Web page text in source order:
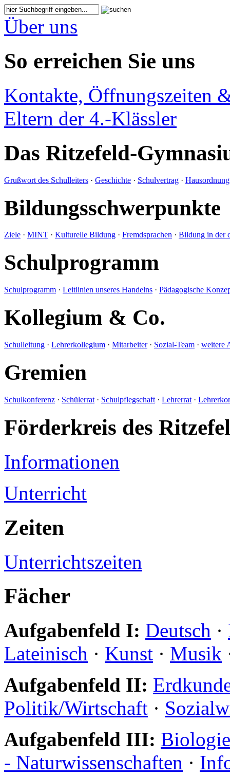
Über uns
So erreichen Sie uns
Kontakte, Öffnungszeiten
Eltern der 4.-Klässler
Das Ritzefeld-
Grußwort des Schulleiters · Geschichte · Schulvertrag · Hausordnung
Bildungsschwerpunkte
Ziele · MINT · Kulturelle Bildung · Fremdsprachen · Bildung in der
Schulprogramm
Schulprogramm · Leitlinien unseres Handelns · Pädagogische
Kollegium & Co.
Schulleitung · Lehrerkollegium · Mitarbeiter· Sozial-Team · weitere
Gremien
Schulkonferenz · Schülerrat · Schulpflegschaft · Lehrerrat ·
Förderkreis des
Informationen
Unterricht
Zeiten
Unterrichtszeiten
Fächer
Aufgabenfeld I: Deutsch ·
Lateinisch · Kunst · Musik
Aufgabenfeld II:
Politik/Wirtschaft ·
Aufgabenfeld III: Biologie
- Naturwissenschaften ·